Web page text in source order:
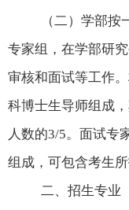
（二）学部
专家组，在学部研
审核和面试等工作
科博士生导师组成
人数的3/5。面试专
组成，可包含考生所
二、招生专业